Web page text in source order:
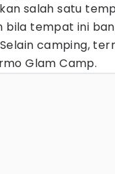
salah satu
bila tempat ini
camping,
Glam Camp.